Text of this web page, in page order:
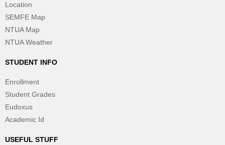
Location
SEMFE Map
NTUA Map
NTUA Weather
STUDENT INFO
Enrollment
Student Grades
Eudoxus
Academic Id
USEFUL STUFF